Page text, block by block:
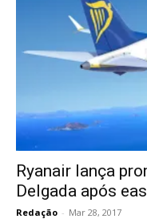
Ryanair lança
Delgada após
Redação - Mar 28, 2017